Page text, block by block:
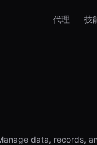
代理 技
data, records,